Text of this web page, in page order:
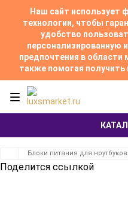
Наш сайт использует
технологии, чтобы
удобство
персонализированную
предпочтения в области
также помогая
Блоки питания для ноутбуков
Поделится ссылкой